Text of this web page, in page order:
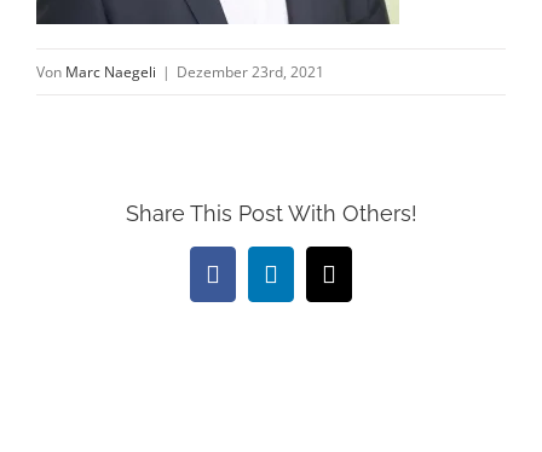
Von Marc Naegeli | Dezember 23rd, 2021
Share This Post With Others!
FacebookLinkedIn
E-
Mail